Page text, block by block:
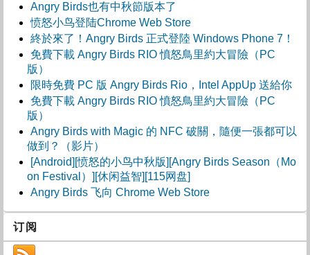
Angry Birds也有中秋節版本了
愤怒小鸟登陆Chrome Web Store
終於來了！Angry Birds 正式登陸 Windows Phone 7！
免費下載 Angry Birds RIO 憤怒鳥里約大冒險（PC
版）
限時免費 PC 版 Angry Birds Rio，Intel AppUp 送給你
免費下載 Angry Birds RIO 憤怒鳥里約大冒險（PC
版）
Angry Birds with Magic 的 NFC 破關，隨便一張都可以
做到？（影片）
[Android][愤怒的小鸟中秋版][Angry Birds Season（Mo
on Festival）][休闲益智][115网盘]
Angry Birds 飞向 Chrome Web Store
订阅